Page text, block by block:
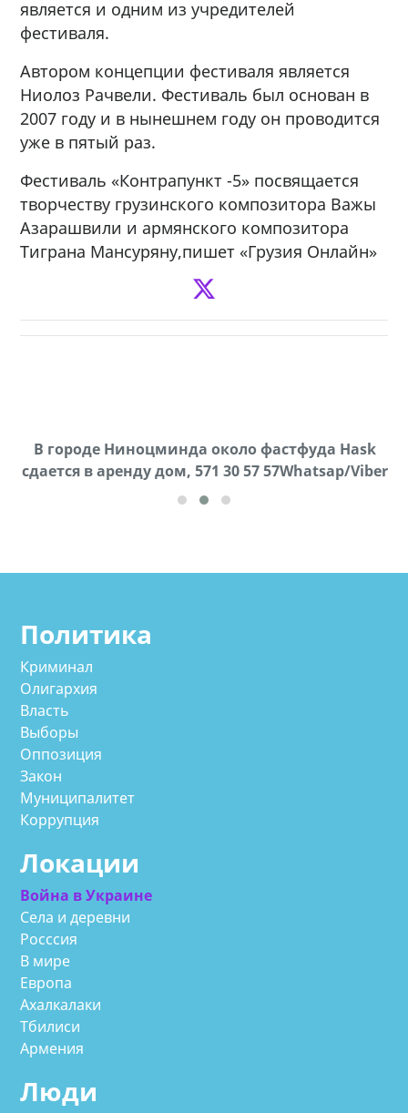
является и одним из учредителей
фестиваля.
Автором концепции фестиваля является
Ниолоз Рачвели. Фестиваль был основан в
2007 году и в нынешнем году он проводится
уже в пятый раз.
Фестиваль «Контрапункт -5» посвящается
творчеству грузинского композитора Важы
Азарашвили и армянского композитора
Тиграна Мансуряну,пишет «Грузия Онлайн»
В городе Ниноцминда около фастфуда Hask
cдается в аренду дом, 571 30 57 57Whatsap/Viber
Продается машина марки Prado,571 30 57
57Whatsap/Viber
Политика
Криминал
Олигархия
Власть
Выборы
Оппозиция
Закон
Муниципалитет
Коррупция
Локации
Война в Украине
Села и деревни
Росссия
В мире
Европа
Ахалкалаки
Тбилиси
Армения
Люди